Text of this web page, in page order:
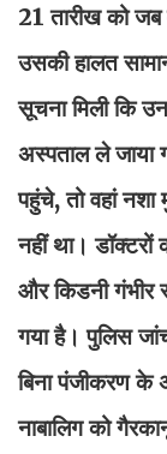
21 तारीख को
उसकी हालत
सूचना मिली कि
अस्पताल ले जाया
पहुंचे, तो वहां नशा
नहीं था।
और किडनी गंभीर
गया है। पुलिस
बिना पंजीकरण के
नाबालिग को